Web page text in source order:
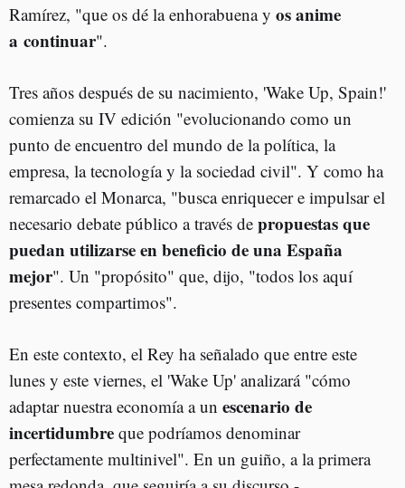
Ramírez, "que os dé la enhorabuena y os anime
a continuar".
Tres años después de su nacimiento, 'Wake Up, Spain!'
comienza su IV edición "evolucionando como un
punto de encuentro del mundo de la política, la
empresa, la tecnología y la sociedad civil". Y como ha
remarcado el Monarca, "busca enriquecer e impulsar el
necesario debate público a través de propuestas que
puedan utilizarse en beneficio de una España
mejor". Un "propósito" que, dijo, "todos los aquí
presentes compartimos".
En este contexto, el Rey ha señalado que entre este
lunes y este viernes, el 'Wake Up' analizará "cómo
adaptar nuestra economía a un escenario de
incertidumbre que podríamos denominar
perfectamente multinivel". En un guiño, a la primera